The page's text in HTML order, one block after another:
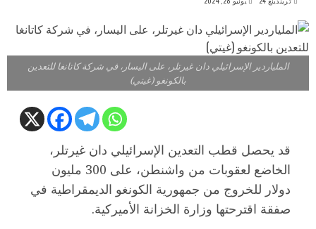
الملياردير الإسرائيلي دان غيرتلر، على اليسار، في شركة كاتانغا للتعدين
بالكونغو (غيتي)
قد يحصل قطب التعدين الإسرائيلي دان غيرتلر،
الخاضع لعقوبات من واشنطن، على 300 مليون
دولار للخروج من جمهورية الكونغو الديمقراطية في
صفقة اقترحتها وزارة الخزانة الأميركية.